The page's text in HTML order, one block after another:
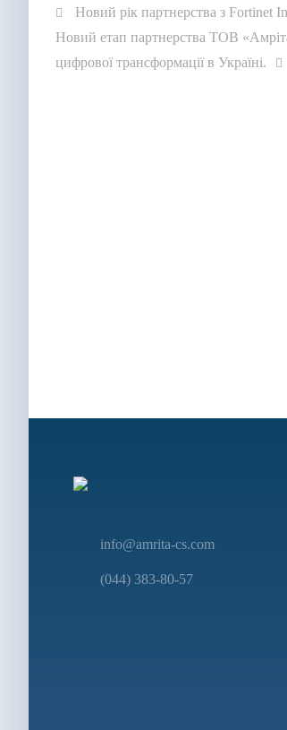
Навигация
по
Предыдущая
запись:
Новий рік партнерства з Fortinet
Следующая
запись:
Новий етап партнерства ТОВ
цифрової трансформації в Україні.
info@amrita-cs.com
(044) 383-80-57